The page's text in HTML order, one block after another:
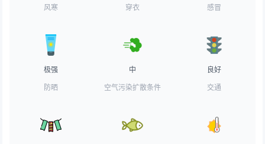
风寒
穿衣
感冒
极强
防晒
中
空气污染扩散条件
良好
交通